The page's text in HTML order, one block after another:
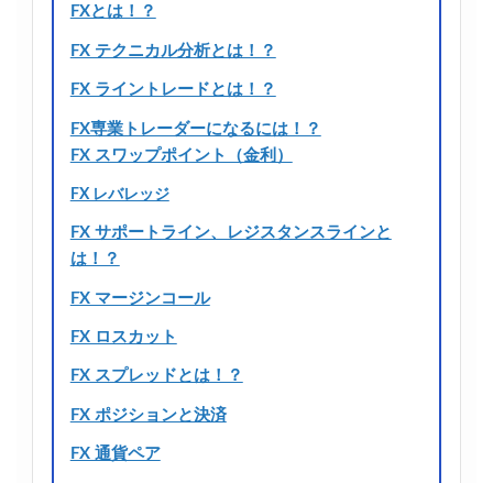
FXとは！？
FX テクニカル分析とは！？
FX ライントレードとは！？
FX専業トレーダーになるには！？
FX スワップポイント（金利）
FX レバレッジ
FX サポートライン、レジスタンスラインと
は！？
FX マージンコール
FX ロスカット
FX スプレッドとは！？
FX ポジションと決済
FX 通貨ペア